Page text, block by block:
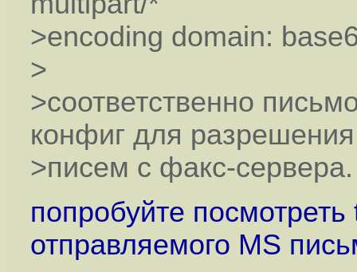
>encoding domain:
>
>соответственно
конфиг для разрешения
>писем с факс-сервера.
попробуйте
отправляемого MS